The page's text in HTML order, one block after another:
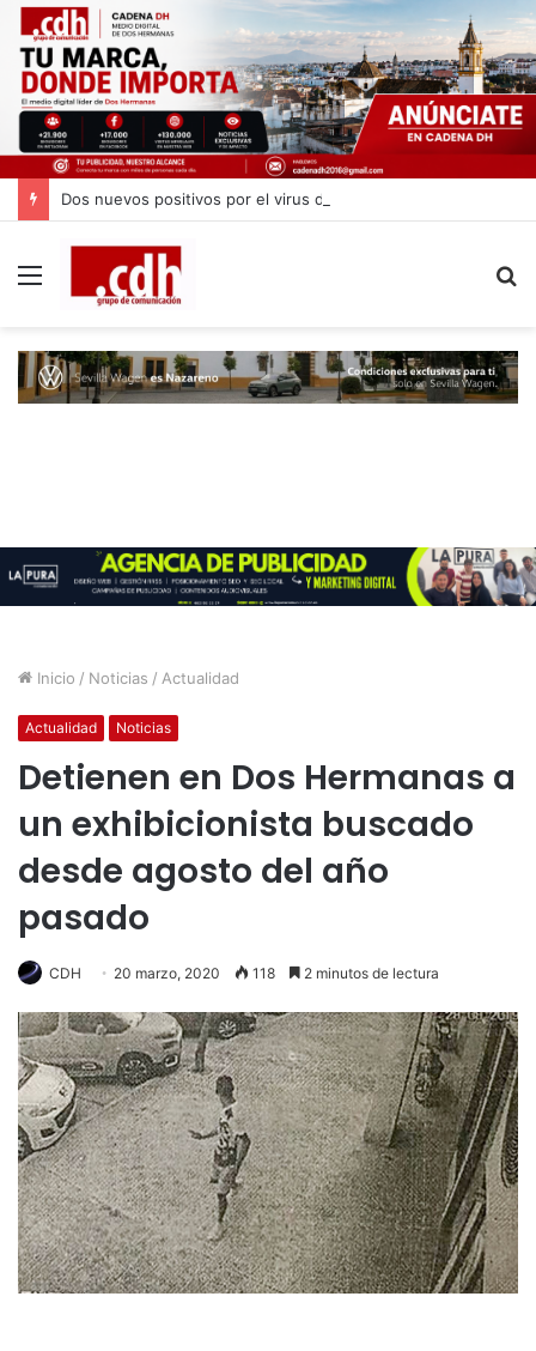
Menú
Inicio / Noticias / Actualidad
Actualidad Noticias
Detienen en Dos Hermanas a
un exhibicionista buscado
desde agosto del año
pasado
CDH 20 marzo, 2020 118 2 minutos de lectura